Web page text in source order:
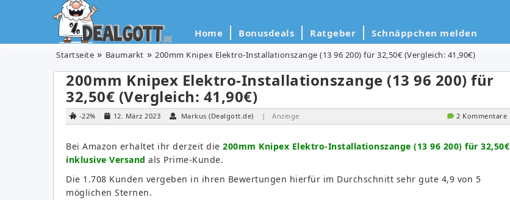
Home Bonusdeals Ratgeber Schnäppchen melden
Startseite Baumarkt 200mm Knipex Elektro-Installationszange (13 96 200) für 32,50€ (Vergleich: 41,90€)
200mm Knipex Elektro-Installationszange (13 96 200) für
32,50€ (Vergleich: 41,90€)
-22% 12. März 2023 Markus (Dealgott.de) | Anzeige 2 Kommentare
Bei Amazon erhaltet ihr derzeit die 200mm Knipex Elektro-Installationszange (13 96 200) für 32,50€
inklusive Versand als Prime-Kunde.
Die 1.708 Kunden vergeben in ihren Bewertungen hierfür im Durchschnitt sehr gute 4,9 von 5
möglichen Sternen.